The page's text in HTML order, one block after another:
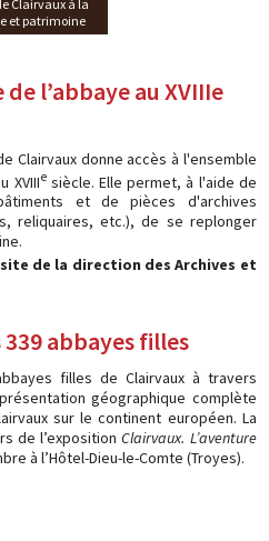
Clairvaux à la
et patrimoine
l’abbaye au XVIIIe
Clairvaux donne accès à l'ensemble
XVIIIesiècle. Elle permet, à l'aide de
et de pièces d'archives
reliquaires, etc.), de se replonger
de la direction des Archives et
abbayes filles
filles de Clairvaux à travers
géographique complète
sur le continent européen. La
de l’expositionClairvaux. L’aventure
à l’Hôtel-Dieu-le-Comte (Troyes).